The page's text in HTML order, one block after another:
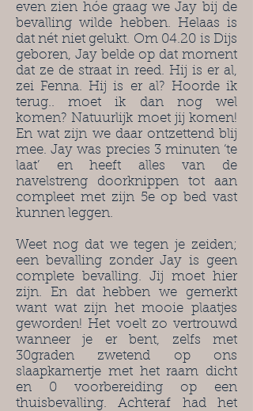
even zien hóe graag we Jay bij de
bevalling wilde hebben. Helaas is
dat nét niet gelukt. Om 04.20 is Dijs
geboren, Jay belde op dat moment
dat ze de straat in reed. Hij is er al,
zei Fenna. Hij is er al? Hoorde ik
terug.. moet ik dan nog wel
komen? Natuurlijk moet jij komen!
En wat zijn we daar ontzettend blij
mee. Jay was precies 3 minuten ‘te
laat’ en heeft alles van de
navelstreng doorknippen tot aan
compleet met zijn 5e op bed vast
kunnen leggen.
Weet nog dat we tegen je zeiden;
een bevalling zonder Jay is geen
complete bevalling. Jij moet hier
zijn. En dat hebben we gemerkt
want wat zijn het mooie plaatjes
geworden! Het voelt zo vertrouwd
wanneer je er bent, zelfs met
30graden zwetend op ons
slaapkamertje met het raam dicht
en 0 voorbereiding op een
thuisbevalling. Achteraf had het